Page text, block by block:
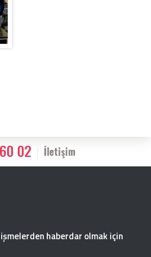
02 İletişim
haberdar olmak için